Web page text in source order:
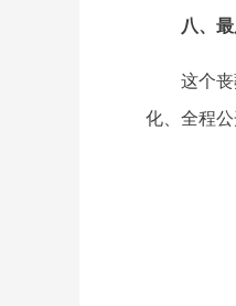
八、
这个
化、全程